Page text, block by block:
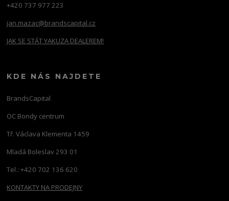
+420 737 977 223
jan.mazac@brandscapital.cz
JAK SE STÁT YAKUZA DEALEREM!
KDE NÁS NAJDETE
BrandsCapital
OC Bondy centrum
Tř. Václava Klementa 1459
Mladá Boleslav 293 01
Tel.: +420 702 136 620
KONTAKTY NA PRODEJNY